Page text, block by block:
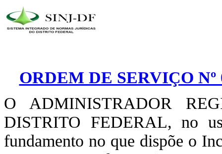
ORDEM DE SERVIÇO
O ADMINISTRADOR
DISTRITO FEDERAL, no
fundamento no que dispõe o